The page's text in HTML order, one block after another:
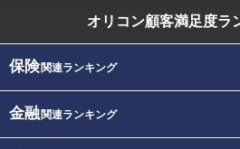
オリコン顧客満足度ラ
保険関連ランキング
金融関連ランキング